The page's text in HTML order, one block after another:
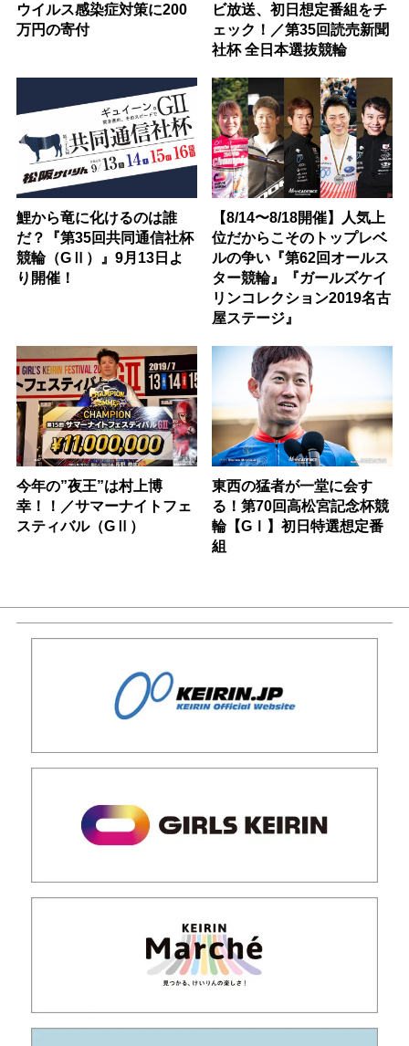
ウイルス感染症対策に200
万円の寄付
ビ放送、初日想定番組をチ
ェック！／第35回読売新聞
社杯 全日本選抜競輪
鯉から竜に化けるのは誰
だ？『第35回共同通信社杯
競輪（GⅡ）』9月13日よ
り開催！
【8/14〜8/18開催】人気上
位だからこそのトップレベ
ルの争い『第62回オールス
ター競輪』『ガールズケイ
リンコレクション2019名古
屋ステージ』
今年の”夜王”は村上博
幸！！／サマーナイトフェ
スティバル（GⅡ）
東西の猛者が一堂に会す
る！第70回高松宮記念杯競
輪【GⅠ】初日特選想定番
組